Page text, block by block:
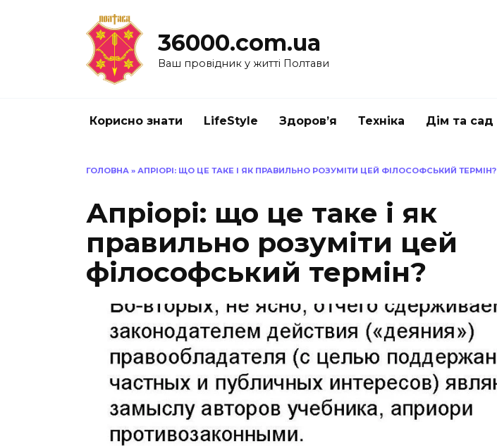
36000.com.ua
Ваш провідник у житті Полтави
Корисно знати LifeStyle Здоров’я Техніка Дім та сад
ГОЛОВНА » АПРІОРІ: ЩО ЦЕ ТАКЕ І ЯК ПРАВИЛЬНО РОЗУМІТИ ЦЕЙ ФІЛОСОФСЬКИЙ ТЕРМІН?
Апріорі: що це таке і як
правильно розуміти цей
філософський термін?